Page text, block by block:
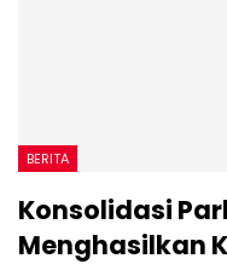
BERITA
Konsolidasi
Menghasilkan